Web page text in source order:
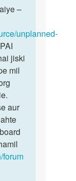
–
unplanned-
jiski
mil
aur
forum